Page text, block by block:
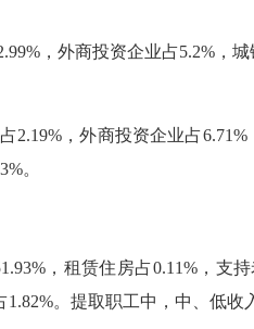
，外商投资企业占5.2%，
，外商投资企业占6.71%
。
，租赁住房占0.11%，支
。提取职工中，中、低收